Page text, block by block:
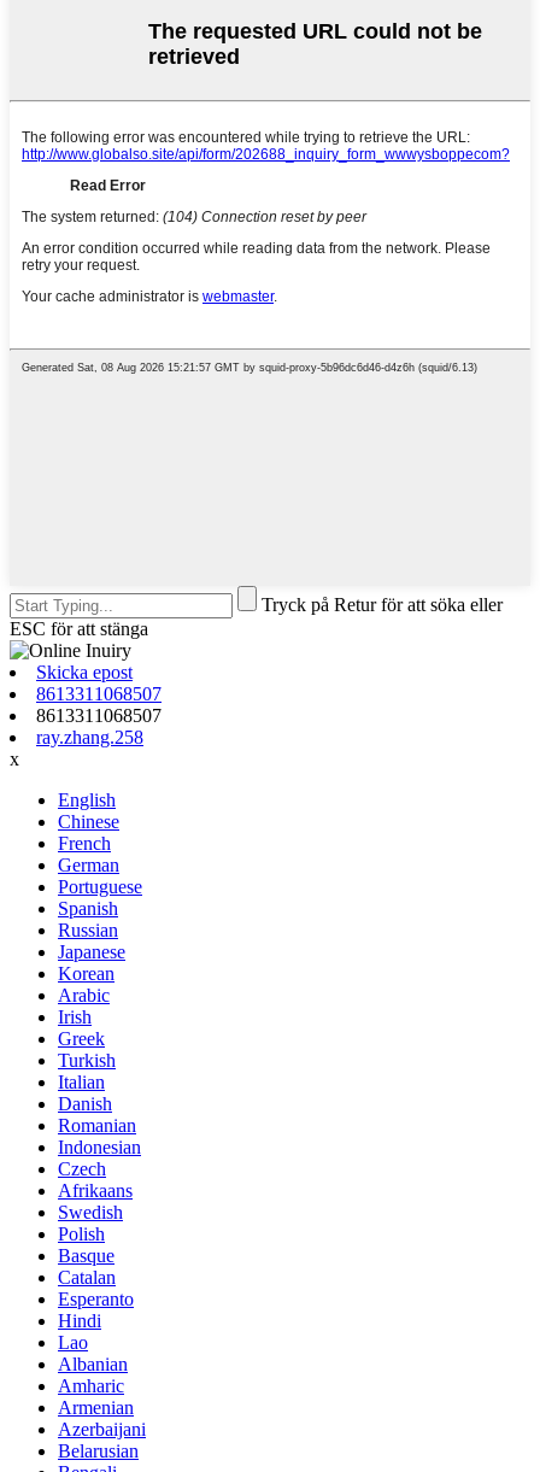
Tryck på Retur för att söka eller
ESC för att stänga
Skicka epost
8613311068507
8613311068507
ray.zhang.258
x
English
Chinese
French
German
Portuguese
Spanish
Russian
Japanese
Korean
Arabic
Irish
Greek
Turkish
Italian
Danish
Romanian
Indonesian
Czech
Afrikaans
Swedish
Polish
Basque
Catalan
Esperanto
Hindi
Lao
Albanian
Amharic
Armenian
Azerbaijani
Belarusian